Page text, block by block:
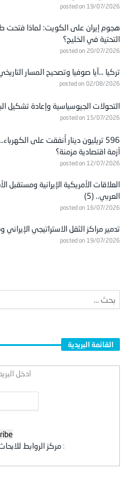
posted on 19/07/2026
هجوم إيران على الكويت: لماذا فتحت
التحتية في الخليج؟
posted on 20/07/2026
تركيا …آيا صوفيا وتصحيح المسار
posted on 02/08/2026
التحولات الجيوسياسية وإعادة تشكيل
posted on 15/07/2026
596 تريليون دينار أُنفقت على
أزمة اقتصادية مزمنة؟
posted on 12/07/2026
العلاقات الأمريكية الإيرانية ومستقبل
العربي.. (5)
posted on 16/07/2026
تدمير مراكز الثقل الاستراتيجي
posted on 19/07/2026
القائمة البريدية
ادخل
: مركز الروابط